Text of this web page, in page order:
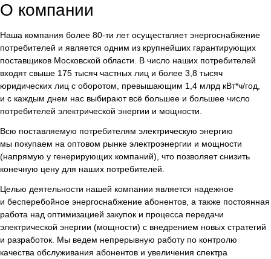
О компании
Наша компания более 80-ти лет осуществляет энергоснабжение
потребителей и является одним из крупнейших гарантирующих
поставщиков Московской области. В число наших потребителей
входят свыше 175 тысяч частных лиц и более 3,8 тысяч
юридических лиц с оборотом, превышающим 1,4 млрд кВт*ч/год,
и с каждым днем нас выбирают всё большее и большее число
потребителей электрической энергии и мощности.
Всю поставляемую потребителям электрическую энергию
мы покупаем на оптовом рынке электроэнергии и мощности
(напрямую у генерирующих компаний), что позволяет снизить
конечную цену для наших потребителей.
Целью деятельности нашей компании является надежное
и бесперебойное энергоснабжение абонентов, а также постоянная
работа над оптимизацией закупок и процесса передачи
электрической энергии (мощности) с внедрением новых стратегий
и разработок. Мы ведем непрерывную работу по контролю
качества обслуживания абонентов и увеличения спектра